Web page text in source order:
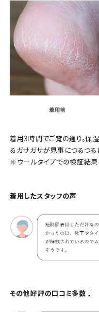
着用3時間でご覧の通り。保
るガサガサが見事につるつる
※ウールタイプでの検証結果
着用したスタッフの声
その他好評の口コミ多数♩